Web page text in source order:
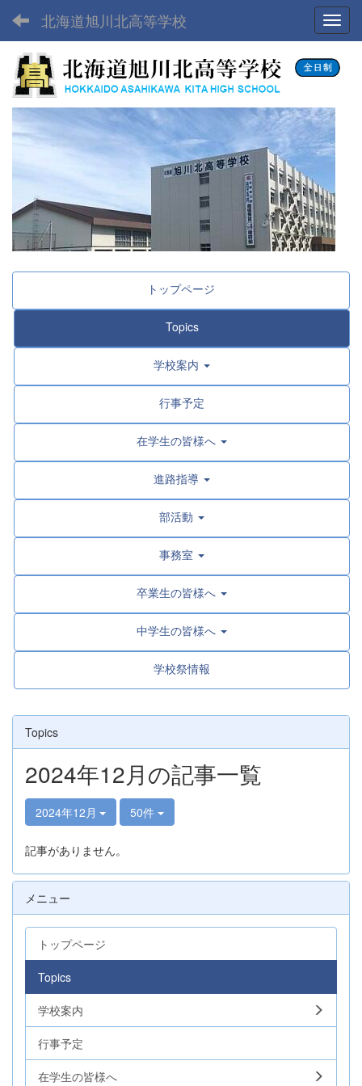
北海道旭川北高等学校
トップページ
Topics
学校案内
行事予定
在学生の皆様へ
進路指導
部活動
事務室
卒業生の皆様へ
中学生の皆様へ
学校祭情報
Topics
2024年12月の記事一覧
2024年12月 50件
記事がありません。
メニュー
トップページ
Topics
学校案内
行事予定
在学生の皆様へ